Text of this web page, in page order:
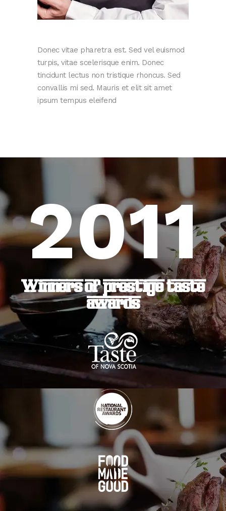
Donec vitae pharetra est. Sed vel euismod
turpis, vitae scelerisque enim. Donec
tincidunt lectus non tristique rhoncus. Sed
convallis mi sed. Mauris et elit sit amet
ipsum tempus eleifend
2011
Winners of prestige taste
awards